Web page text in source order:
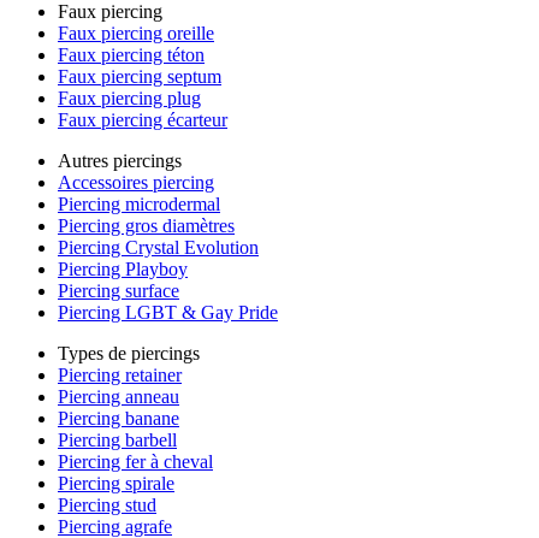
Faux piercing
Faux piercing oreille
Faux piercing téton
Faux piercing septum
Faux piercing plug
Faux piercing écarteur
Autres piercings
Accessoires piercing
Piercing microdermal
Piercing gros diamètres
Piercing Crystal Evolution
Piercing Playboy
Piercing surface
Piercing LGBT & Gay Pride
Types de piercings
Piercing retainer
Piercing anneau
Piercing banane
Piercing barbell
Piercing fer à cheval
Piercing spirale
Piercing stud
Piercing agrafe